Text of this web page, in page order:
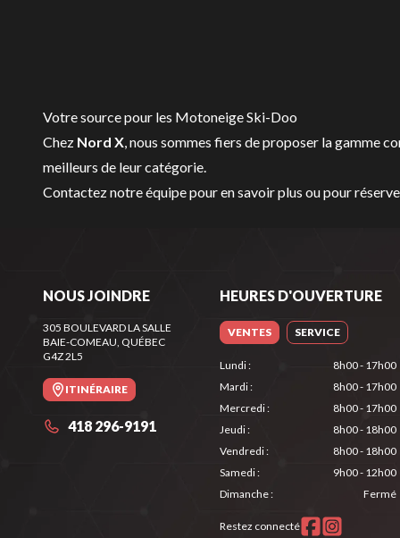
Votre source pour les Motoneige Ski-Doo
Chez Nord X , nous sommes fiers de proposer la gamme
meilleurs de leur catégorie.
Contactez notre équipepour en savoir plus ou pour
NOUS JOINDRE
305 BOULEVARD LA SALLE
BAIE-COMEAU , QUÉBEC
G4Z 2L5
ITINÉRAIRE
418 296-9191
HEURES D'OUVERTURE
VENTES SERVICE
Lundi:
8h00 - 17h00
Mardi:
8h00 - 17h00
Mercredi:
8h00 - 17h00
Jeudi:
8h00 - 18h00
Vendredi:
8h00 - 18h00
Samedi:
9h00 - 12h00
Dimanche: Fermé
Restez connecté